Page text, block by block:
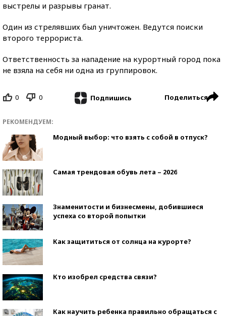
выстрелы и разрывы гранат.
Один из стрелявших был уничтожен. Ведутся поиски
второго террориста.
Ответственность за нападение на курортный город пока
не взяла на себя ни одна из группировок.
0 0 Подпишись Поделиться
РЕКОМЕНДУЕМ:
Модный выбор: что взять с собой в отпуск?
Самая трендовая обувь лета – 2026
Знаменитости и бизнесмены, добившиеся
успеха со второй попытки
Как защититься от солнца на курорте?
Кто изобрел средства связи?
Как научить ребенка правильно обращаться с